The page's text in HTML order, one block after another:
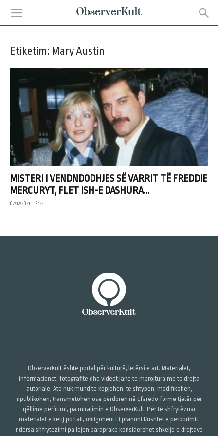
Etiketim: Mary Austin
MISTERI I VENDNDODHJES SË VARRIT TË FREDDIE
MERCURYT, FLET ISH-E DASHURA...
07/12/2021 • 13:22
ObserverKult është portal për kulturë, letërsi e art. Materialet,
informacionet, fotografitë dhe videot janë të mbrojtura me të drejta
autoriale. Ato nuk mund të kopjohen, të shtypen, modifikohen,
ripublikohen, transmetohen ose përdoren në çfarëdo forme tjetër për
qëllime përfitimi, pa miratimin e ObserverKult. Për të shfrytëzuar
materialet e këtij portali, obligoheni t'i pranoni Kushtet e përdorimit,
ndërsa shfrytëzimi pa lejen paraprake konsiderohet shkelje e drejtave